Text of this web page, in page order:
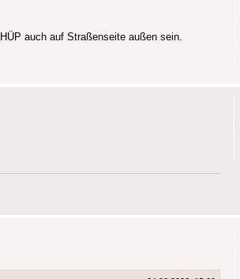
auch auf Straßenseite außen sein.